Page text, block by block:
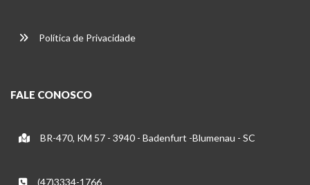
Política de Privacidade
FALE CONOSCO
BR-470, KM 57 - 3940 - Badenfurt -Blumenau - SC
(47)3334-1766